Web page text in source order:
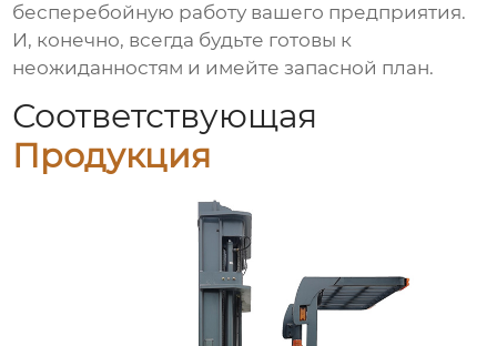
бесперебойную работу вашего предприятия.
И, конечно, всегда будьте готовы к
неожиданностям и имейте запасной план.
Соответствующая
Продукция